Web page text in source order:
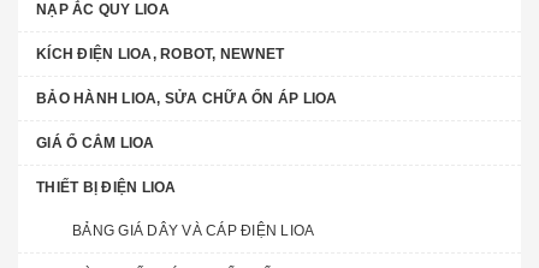
NẠP ẮC QUY LIOA
KÍCH ĐIỆN LIOA, ROBOT, NEWNET
BẢO HÀNH LIOA, SỬA CHỮA ỔN ÁP LIOA
GIÁ Ổ CẮM LIOA
THIẾT BỊ ĐIỆN LIOA
BẢNG GIÁ DÂY VÀ CÁP ĐIỆN LIOA